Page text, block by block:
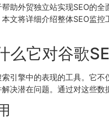
助外贸独立站实现SEO的
文将详细介绍整体SEO监
它对谷歌
引擎中的表现的工具。它
决潜在问题。通过对这些